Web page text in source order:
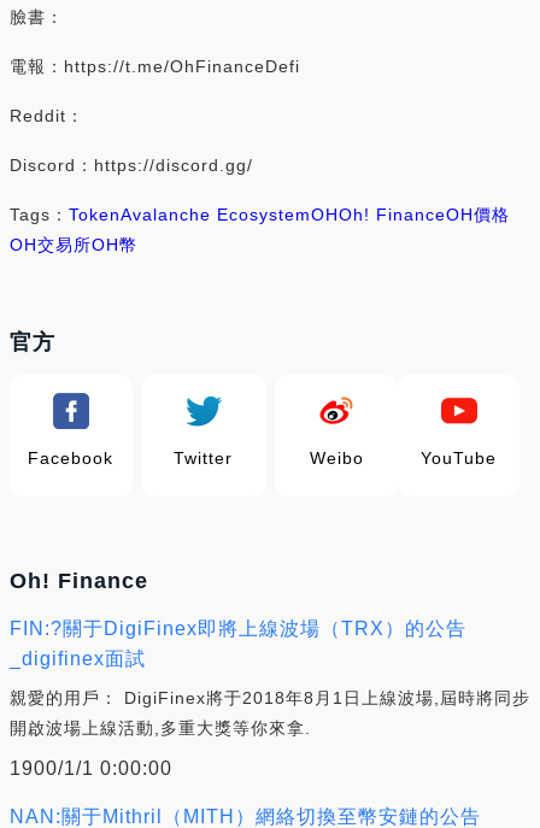
臉書：
電報：https://t.me/OhFinanceDefi
Reddit：
Discord：https://discord.gg/
Tags： TokenAvalanche EcosystemOHOh! FinanceOH價格
OH交易所OH幣
官方
Facebook Twitter Weibo YouTube
Oh! Finance
FIN:?關于DigiFinex即將上線波場（TRX）的公告
_digifinex面試
親愛的用戶： DigiFinex將于2018年8月1日上線波場,屆時將同步
開啟波場上線活動,多重大獎等你來拿.
1900/1/1 0:00:00
NAN:關于Mithril（MITH）網絡切換至幣安鏈的公告